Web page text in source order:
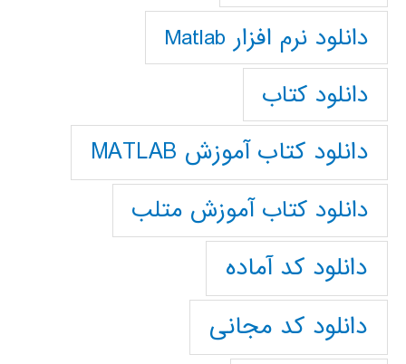
دانلود نرم افزار Matlab
دانلود کتاب
دانلود کتاب آموزش MATLAB
دانلود کتاب آموزش متلب
دانلود کد آماده
دانلود کد مجانی